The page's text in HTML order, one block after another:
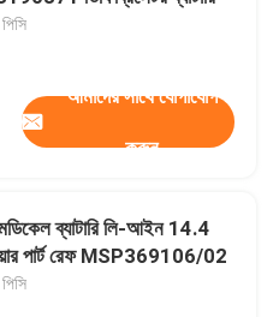
আমাদের সাথে যোগাযোগ
করুন
মেডিকেল ব্যাটারি লি-আইন 14.4
পার্ট রেফ MSP369106/02